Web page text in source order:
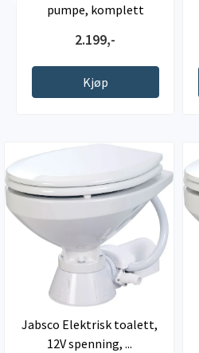
pumpe, komplett
2.199,-
Kjøp
Jabsco Elektrisk toalett,
12V spenning, ...